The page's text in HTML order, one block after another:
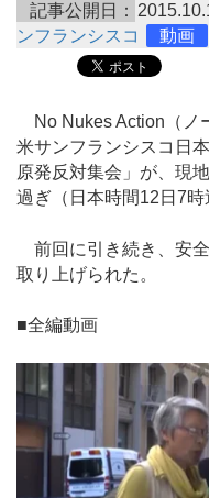
記事公開日：
ンフランシスコ
動画
No Nukes Action（ノ
米サンフランシスコ日
原発反対集会」が、現
過ぎ（日本時間12日7時
前回に引き続き、安
取り上げられた。
■全編動画